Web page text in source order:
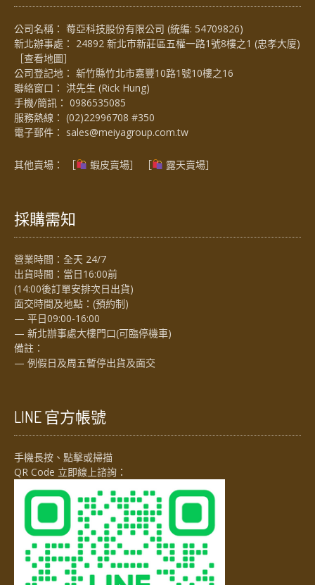
公司名稱： 莓亞科技股份有限公司 (統編: 54709826)
新北辦事處： 24892 新北市新莊區五權一路1號8樓之1 (忠孝大廈)
［查看地圖］
公司登記地： 新竹縣竹北市嘉豐10路1號10樓之16
聯絡窗口： 洪先生 (Rick Hung)
手機/簡訊： 0986535085
服務熱線： (02)22996708 #350
電子郵件： sales@meiyagroup.com.tw
其他賣場： ［ 蝦皮賣場］ ［ 露天賣場］
採購需知
營業時間：全天 24/7
出貨時間：當日16:00前
(14:00後訂單安排次日出貨)
面交時間及地點：(預約制)
— 平日09:00-16:00
— 新北辦事處大樓門口(可臨停機車)
備註：
— 例假日及周五暫停出貨及面交
LINE 官方帳號
手機長按、點擊或掃描
QR Code 立即線上諮詢：